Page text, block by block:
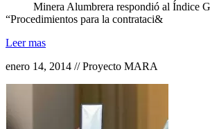
Minera Alumbrera respondió al Índice
“Procedimientos para la contrataci&
Leer mas
enero 14, 2014 // Proyecto MARA